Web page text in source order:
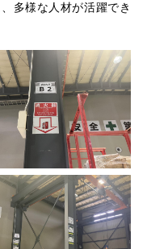
多様な人材が活躍でき